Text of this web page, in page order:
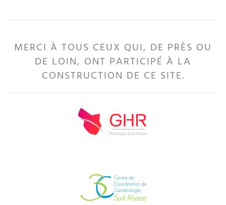
MERCI À TOUS CEUX QUI, DE PRÈS OU
DE LOIN, ONT PARTICIPÉ À LA
CONSTRUCTION DE CE SITE.